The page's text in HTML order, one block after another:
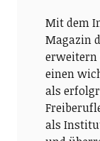
Mit dem
Magazin
erweitern
einen
als
als